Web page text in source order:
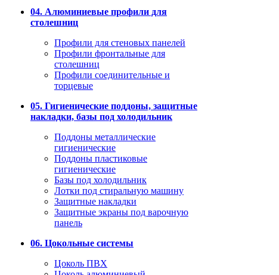
04. Алюминиевые профили для
столешниц
Профили для стеновых панелей
Профили фронтальные для
столешниц
Профили соединительные и
торцевые
05. Гигиенические поддоны, защитные
накладки, базы под холодильник
Поддоны металлические
гигиенические
Поддоны пластиковые
гигиенические
Базы под холодильник
Лотки под стиральную машину
Защитные накладки
Защитные экраны под варочную
панель
06. Цокольные системы
Цоколь ПВХ